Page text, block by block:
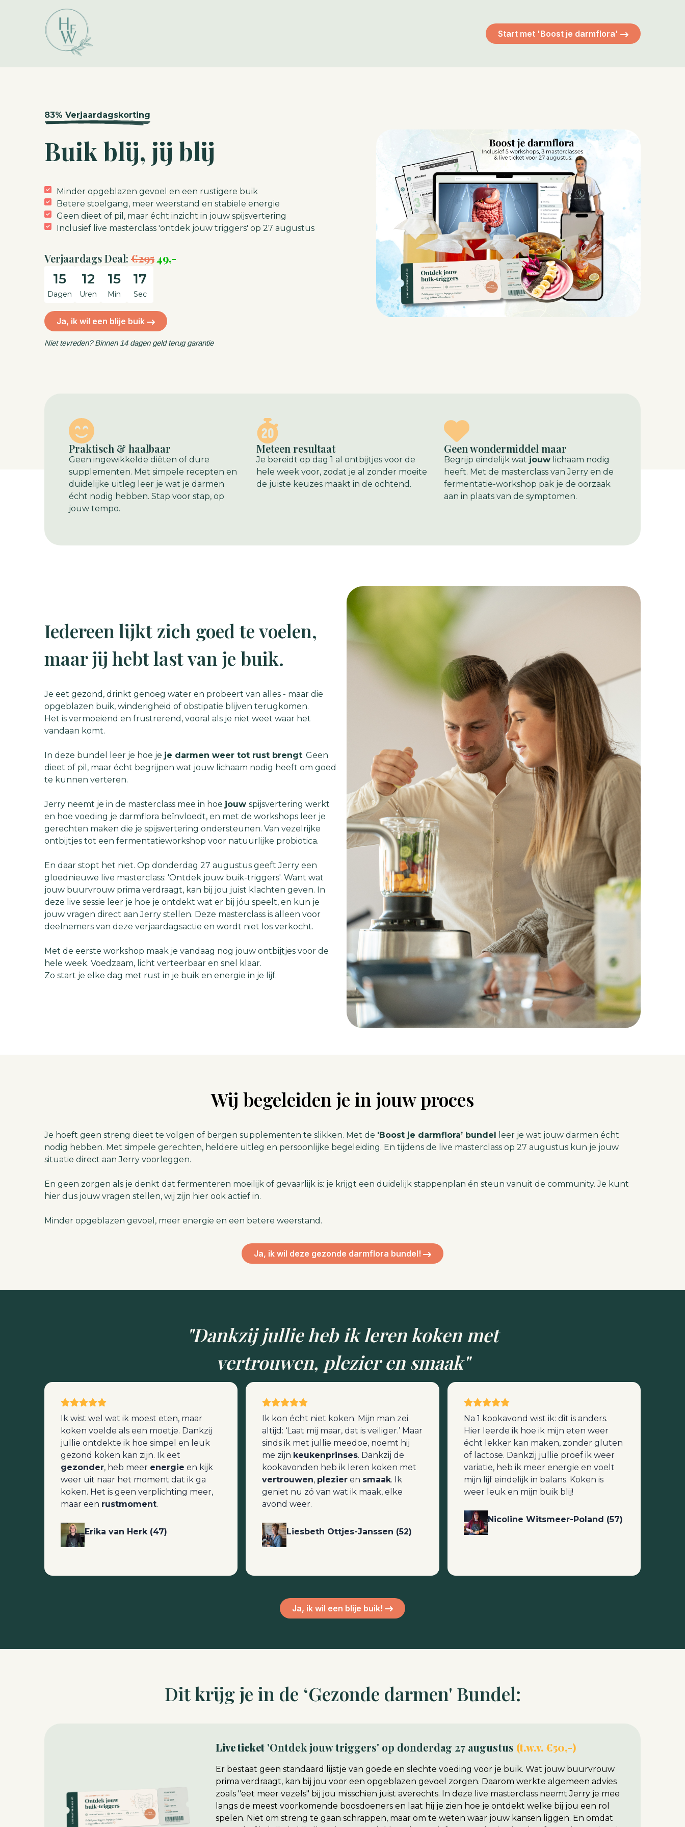
Start met 'Boost je darmflora'
83% Verjaardagskorting
Buik blij, jij blij
Minder opgeblazen gevoel en een rustigere buik
Betere stoelgang, meer weerstand en stabiele energie
Geen dieet of pil, maar écht inzicht in jouw spijsvertering
Inclusief live masterclass 'ontdek jouw triggers' op 27 augustus
Verjaardags Deal: €29549,-
15
Dagen
12
Uren
15
Min
16
Sec
Ja, ik wil een blije buik
Niet tevreden? Binnen 14 dagen geld terug garantie
Praktisch & haalbaar
Geen ingewikkelde diëten of dure
supplementen. Met simpele recepten en
duidelijke uitleg leer je wat je darmen
écht nodig hebben. Stap voor stap, op
jouw tempo.
Meteen resultaat
Je bereidt op dag 1 al ontbijtjes voor de
hele week voor, zodat je al zonder moeite
de juiste keuzes maakt in de ochtend.
Geen wondermiddel maar
Begrijp eindelijk wat jouw lichaam nodig
heeft. Met de masterclass van Jerry en de
fermentatie-workshop pak je de oorzaak
aan in plaats van de symptomen.
Iedereen lijkt zich goed te voelen,
maar jij hebt last van je buik.
Je eet gezond, drinkt genoeg water en probeert van alles - maar die
opgeblazen buik, winderigheid of obstipatie blijven terugkomen.
Het is vermoeiend en frustrerend, vooral als je niet weet waar het
vandaan komt.
In deze bundel leer je hoe je je darmen weer tot rust brengt. Geen
dieet of pil, maar écht begrijpen wat jouw lichaam nodig heeft om goed
te kunnen verteren.
Jerry neemt je in de masterclass mee in hoe jouw spijsvertering werkt
en hoe voeding je darmflora beïnvloedt, en met de workshops leer je
gerechten maken die je spijsvertering ondersteunen. Van vezelrijke
ontbijtjes tot een fermentatieworkshop voor natuurlijke probiotica.
En daar stopt het niet. Op donderdag 27 augustus geeft Jerry een
gloednieuwe live masterclass: 'Ontdek jouw buik-triggers'. Want wat
jouw buurvrouw prima verdraagt, kan bij jou juist klachten geven. In
deze live sessie leer je hoe je ontdekt wat er bij jóu speelt, en kun je
jouw vragen direct aan Jerry stellen. Deze masterclass is alleen voor
deelnemers van deze verjaardagsactie en wordt niet los verkocht.
Met de eerste workshop maak je vandaag nog jouw ontbijtjes voor de
hele week. Voedzaam, licht verteerbaar en snel klaar.
Zo start je elke dag met rust in je buik en energie in je lijf.
Wij begeleiden je in jouw proces
Je hoeft geen streng dieet te volgen of bergen supplementen te slikken. Met de 'Boost je darmflora’ bundel
leer je wat jouw darmen écht
nodig hebben. Met simpele gerechten, heldere uitleg en persoonlijke begeleiding. En tijdens de live masterclass op 27 augustus kun je jouw
situatie direct aan Jerry voorleggen.
En geen zorgen als je denkt dat fermenteren moeilijk of gevaarlijk is: je krijgt een duidelijk stappenplan én steun vanuit de community. Je kunt
hier dus jouw vragen stellen, wij zijn hier ook actief in.
Minder opgeblazen gevoel, meer energie en een betere weerstand.
Ja, ik wil deze gezonde darmflora bundel!
"Dankzij jullie heb ik leren koken met
vertrouwen, plezier en smaak"
Ik wist wel wat ik moest eten, maar
koken voelde als een moetje. Dankzij
jullie ontdekte ik hoe simpel en leuk
gezond koken kan zijn. Ik eet
gezonder, heb meer energie en kijk
weer uit naar het moment dat ik ga
koken. Het is geen verplichting meer,
maar een rustmoment.
Erika van Herk (47)
Ik kon écht niet koken. Mijn man zei
altijd: ‘Laat mij maar, dat is veiliger.’ Maar
sinds ik met jullie meedoe, noemt hij
me zijn keukenprinses. Dankzij de
kookavonden heb ik leren koken met
vertrouwen, plezier en smaak. Ik
geniet nu zó van wat ik maak, elke
avond weer.
Liesbeth Ottjes-Janssen (52)
Na 1 kookavond wist ik: dit is anders.
Hier leerde ik hoe ik mijn eten weer
écht lekker kan maken, zonder gluten
of lactose. Dankzij jullie proef ik weer
variatie, heb ik meer energie en voelt
mijn lijf eindelijk in balans. Koken is
weer leuk en mijn buik blij!
Nicoline Witsmeer-Poland (57)
Ja, ik wil een blije buik!
Dit krijg je in de ‘Gezonde darmen' Bundel:
Live ticket'Ontdek jouw triggers' op donderdag 27 augustus (t.w.v. €50,-)
Er bestaat geen standaard lijstje van goede en slechte voeding voor je buik. Wat jouw buurvrouw
prima verdraagt, kan bij jou voor een opgeblazen gevoel zorgen. Daarom werkte algemeen advies
zoals "eet meer vezels" bij jou misschien juist averechts. In deze live masterclass neemt Jerry je mee
langs de meest voorkomende boosdoeners en laat hij je zien hoe je ontdekt welke bij jou een rol
spelen. Niet om streng te gaan schrappen, maar om te weten waar jouw kansen liggen. En omdat